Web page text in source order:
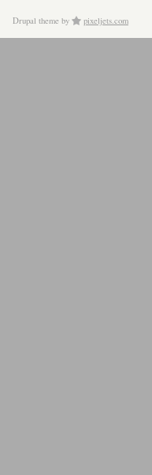
Drupal theme by pixeljets.com